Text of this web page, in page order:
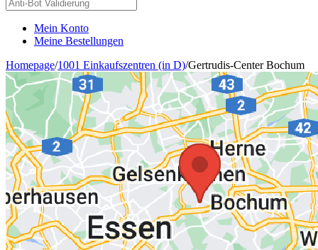
Mein Konto
Meine Bestellungen
Homepage/1001 Einkaufszentren (in D)/Gertrudis-Center Bochum